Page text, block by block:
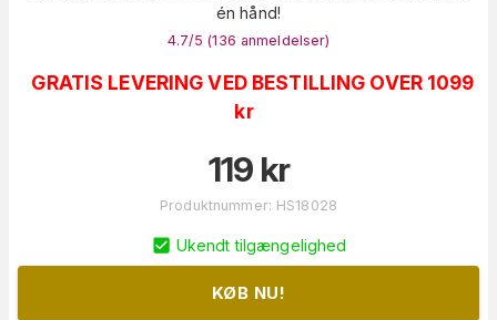
én hånd!
4.7/5 (136 anmeldelser)
GRATIS LEVERING VED BESTILLING OVER 1099
kr
119 kr
Produktnummer: HS18028
Ukendt tilgængelighed
KØB NU!